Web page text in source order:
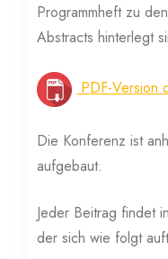
Programmheft zu
Abstracts hinterlegt
PDF-Version
Die Konferenz ist
aufgebaut.
Jeder Beitrag findet
der sich wie folgt